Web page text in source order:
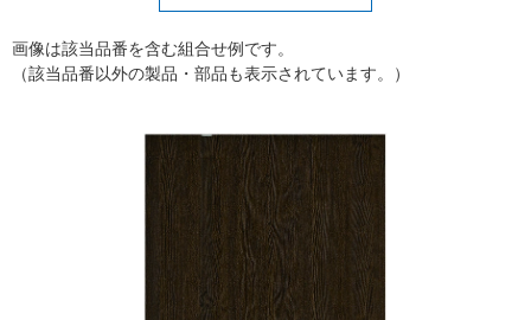
画像は該当品番を含む組合せ例です。
（該当品番以外の製品・部品も表示されています。）